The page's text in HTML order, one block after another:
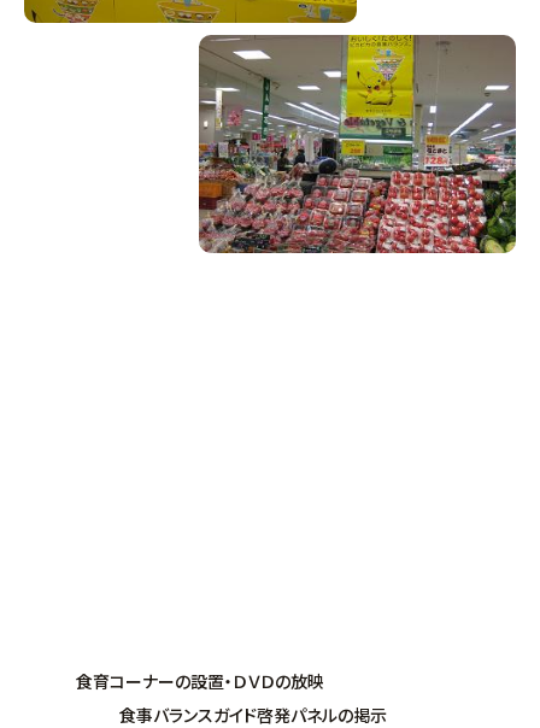
食育コーナーの設置・ＤＶＤの放映
食事バランスガイド啓発パネルの掲示